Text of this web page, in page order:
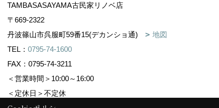
TAMBASASAYAMA古民家リノベ店
〒669-2322
丹波篠山市呉服町59番15(デカンショ通)
地図
TEL： 0795-74-1600
FAX：0795-74-3211
＜営業時間＞10:00～16:00
＜定休日＞不定休